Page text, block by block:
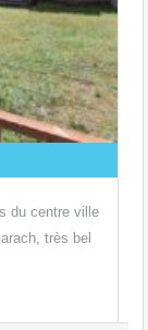
du centre ville
très bel